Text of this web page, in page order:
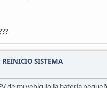
REINICIO SISTEMA